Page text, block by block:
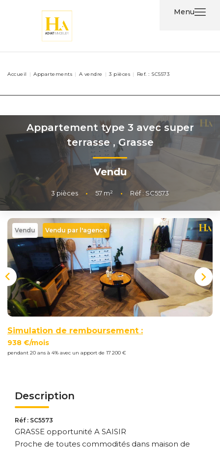
Menu
Services
Nous
Rejoindre
Estimer
Mon
Bien
Accueil Appartements A vendre 3 pièces Ref. : SC5573
Appartement type 3 avec super
terrasse ,Grasse
Vendu
3pièces • 57 m² • Réf : SC5573
Vendu Vendu par l'agence
Simulation de remboursement :
938 €/mois
pendant 20 ans à 4% avec un apport de 17 200 €
Description
Réf : SC5573
GRASSE opportunité A SAISIR
Proche de toutes commodités dans maison de